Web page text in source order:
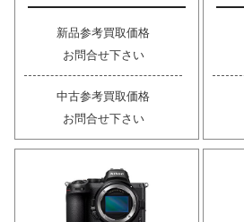
新品参考買取価格
お問合せ下さい
中古参考買取価格
お問合せ下さい